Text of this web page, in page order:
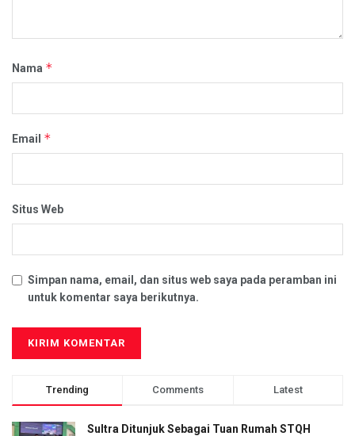
Nama *
Email *
Situs Web
Simpan nama, email, dan situs web saya pada peramban ini
untuk komentar saya berikutnya.
Trending Comments Latest
Sultra Ditunjuk Sebagai Tuan Rumah STQH